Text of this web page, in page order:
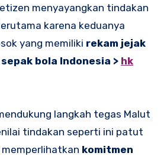
menyayangkan tindakan
karena keduanya
yang memiliki rekam jejak
bola Indonesia > hk
langkah tegas Malut
tindakan seperti ini patut
komitmen